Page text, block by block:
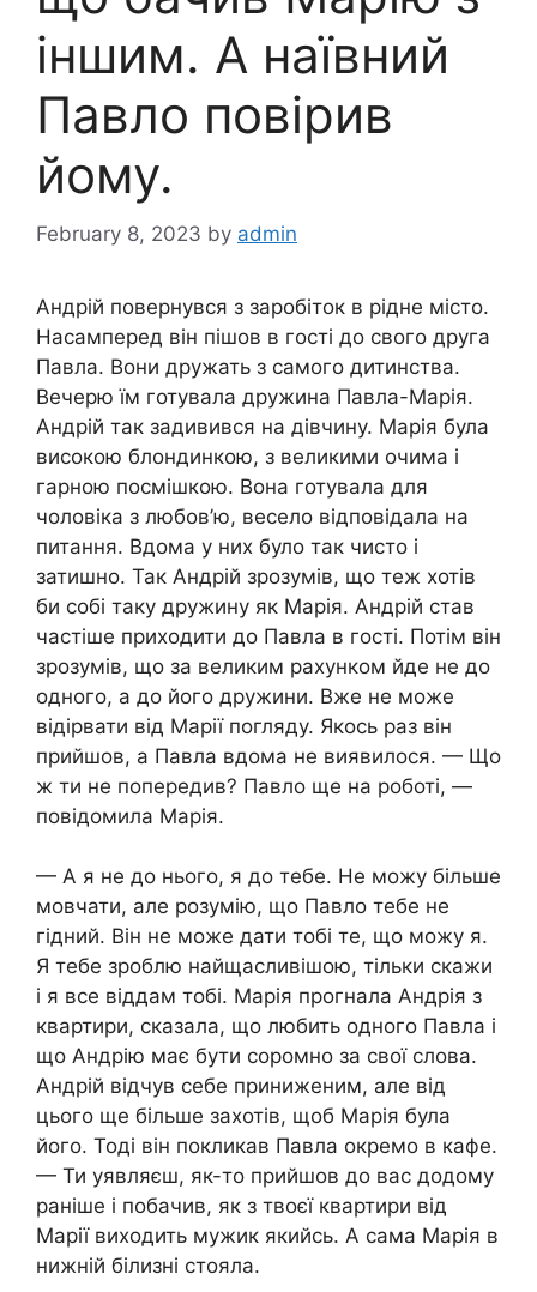
іншим. А наївний
Павло повірив
йому.
February 8, 2023 by admin
Андрій повернувся з заробіток в рідне місто.
Насамперед він пішов в гості до свого друга
Павла. Вони дружать з самого дитинства.
Вечерю їм готувала дружина Павла-Марія.
Андрій так задивився на дівчину. Марія була
високою блондинкою, з великими очима і
гарною посмішкою. Вона готувала для
чоловіка з любов’ю, весело відповідала на
питання. Вдома у них було так чисто і
затишно. Так Андрій зрозумів, що теж хотів
би собі таку дружину як Марія. Андрій став
частіше приходити до Павла в гості. Потім він
зрозумів, що за великим рахунком йде не до
одного, а до його дружини. Вже не може
відірвати від Марії погляду. Якось раз він
прийшов, а Павла вдома не виявилося. — Що
ж ти не попередив? Павло ще на роботі, —
повідомила Марія.
— А я не до нього, я до тебе. Не можу більше
мовчати, але розумію, що Павло тебе не
гідний. Він не може дати тобі те, що можу я.
Я тебе зроблю найщасливішою, тільки скажи
і я все віддам тобі. Марія прогнала Андрія з
квартири, сказала, що любить одного Павла і
що Андрію має бути соромно за свої слова.
Андрій відчув себе приниженим, але від
цього ще більше захотів, щоб Марія була
його. Тоді він покликав Павла окремо в кафе.
— Ти уявляєш, як-то прийшов до вас додому
раніше і побачив, як з твоєї квартири від
Марії виходить мужик якийсь. А сама Марія в
нижній білизні стояла.